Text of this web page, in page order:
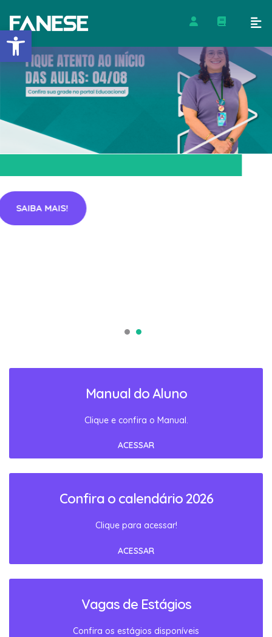
Barra de Ferramentas
SAIBA MAIS!
Manual do Aluno
Clique e confira o Manual.
ACESSAR
Confira o calendário 2026
Clique para acessar!
ACESSAR
Vagas de Estágios
Confira os estágios disponíveis